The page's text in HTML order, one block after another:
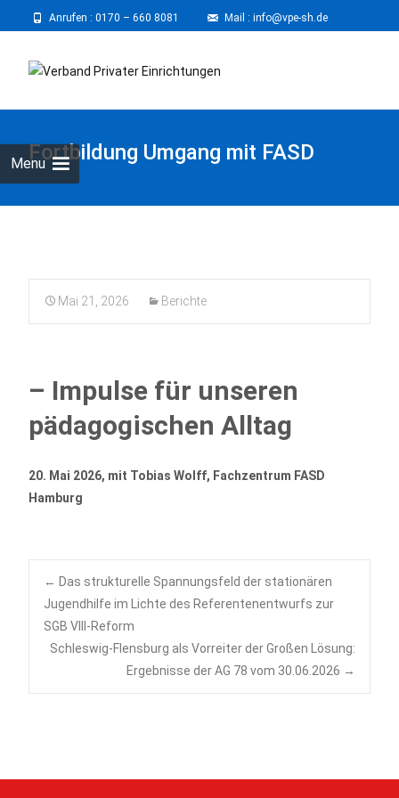
Anrufen : 0170 – 660 8081 Mail : info@vpe-sh.de
MenuFortbildung Umgang mit FASD
Mai 21, 2026 Berichte
– Impulse für unseren
pädagogischen Alltag
20. Mai 2026, mit Tobias Wolff, Fachzentrum FASD
Hamburg
Post
navigation
← Das strukturelle Spannungsfeld der stationären
Jugendhilfe im Lichte des Referentenentwurfs zur
SGB VIII-Reform
Schleswig-Flensburg als Vorreiter der Großen Lösung:
Ergebnisse der AG 78 vom 30.06.2026 →